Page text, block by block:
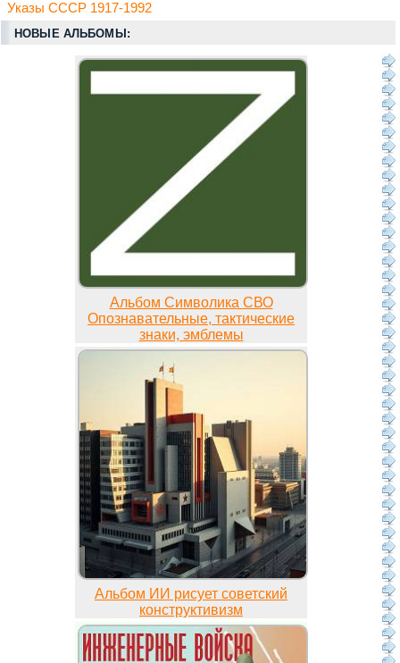
Указы СССР 1917-1992
НОВЫЕ АЛЬБОМЫ:
Альбом Символика СВО
Опознавательные, тактические
знаки, эмблемы
Альбом ИИ рисует советский
конструктивизм